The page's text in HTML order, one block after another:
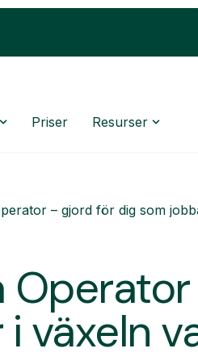
Priser Resurser
– gjord för dig som
växeln